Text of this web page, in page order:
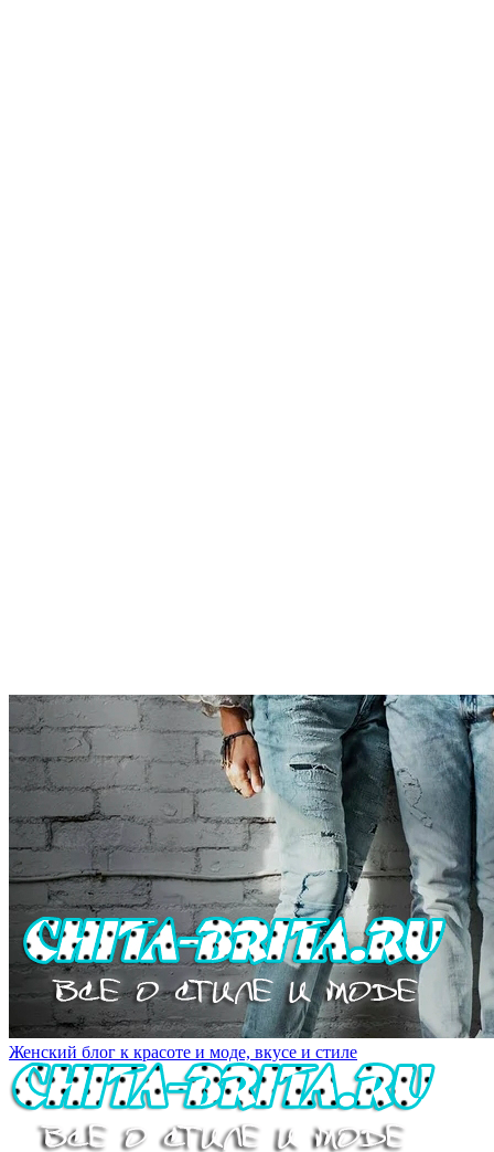
Женский блог к красоте и моде, вкусе и стиле